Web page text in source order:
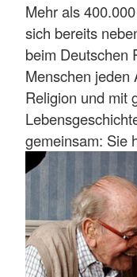
Mehr als
sich bereits
beim Deutschen
Menschen jeden
Religion und mit
gemeinsam: Sie